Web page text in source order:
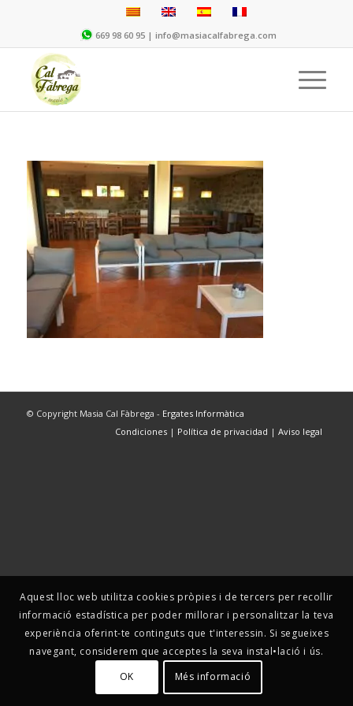
669 98 60 95 |info@masiacalfabrega.com
© Copyright Masia Cal Fàbrega - Ergates Informàtica
Condiciones | Política de privacidad |Aviso legal
Aquest lloc web utilitza cookies pròpies i de tercers per recollir
informació estadística per poder millorar i personalitzar la teva
experiència oferint-te continguts que t'interessin. Si segueixes
navegant, considerem que acceptes la seva instal•lació i ús.
OK
Més informació